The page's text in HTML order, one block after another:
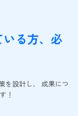
いる方、必
を設計し、 成果につ
！